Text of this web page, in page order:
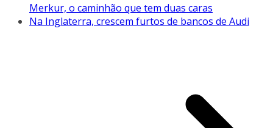
Merkur, o caminhão que tem duas caras
Na Inglaterra, crescem furtos de bancos de Audi